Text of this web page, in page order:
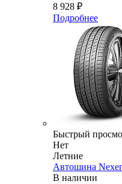
8 928 ₽
Подробнее
Быстрый
Нет
Летние
Автошина
В наличии